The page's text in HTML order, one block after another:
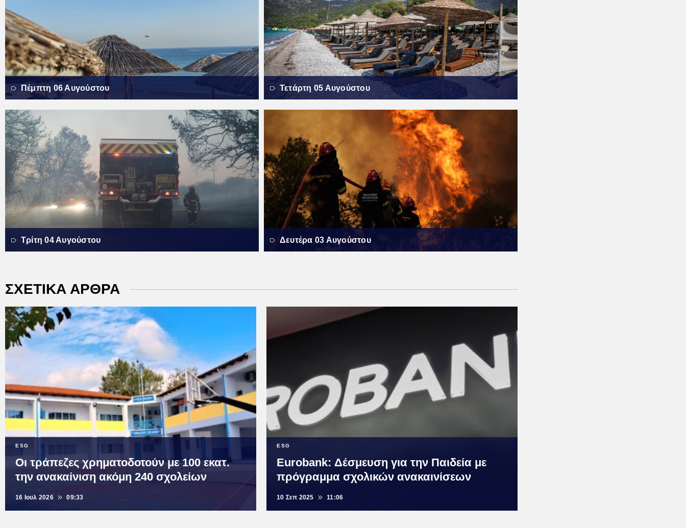
Πέμπτη 06 Αυγούστου Τετάρτη 05 Αυγούστου
Τρίτη 04 Αυγούστου Δευτέρα 03 Αυγούστου
ΣΧΕΤΙΚΑ ΑΡΘΡΑ
ESG
Οι τράπεζες χρηματοδοτούν με 100 εκατ.
την ανακαίνιση ακόμη 240 σχολείων
16 Ιουλ 2026 09:33
ESG
Eurobank: Δέσμευση για την Παιδεία με
πρόγραμμα σχολικών ανακαινίσεων
10 Σεπ 2025 11:06